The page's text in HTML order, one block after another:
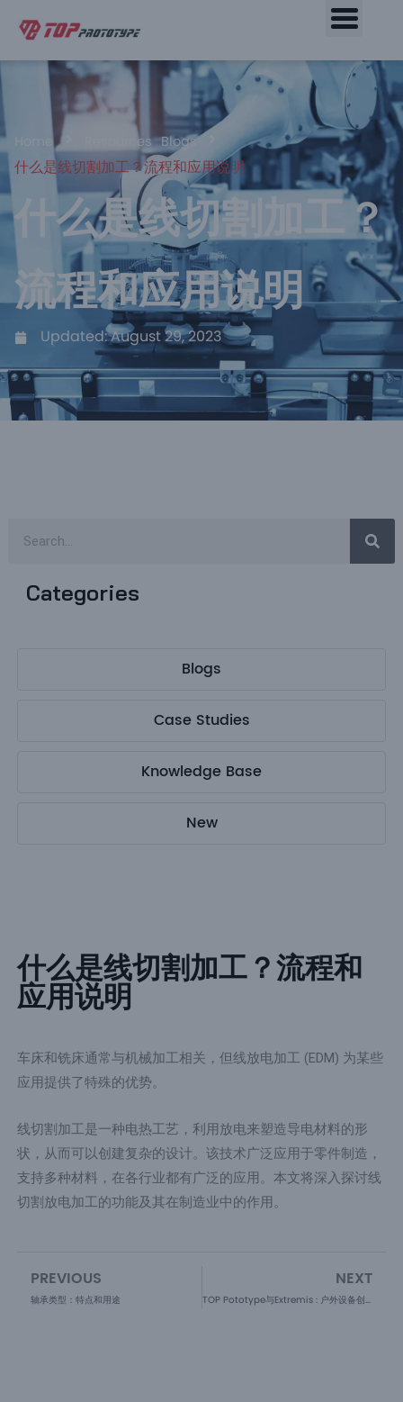
Resources Blogs
什么是线切割加工？流程和应用说明
什么是线切割加工？
流程和应用说明
Updated:August 29, 2023
Categories
Blogs
Case Studies
Knowledge Base
New
什么是线切割加工？流程和
应用说明
车床和铣床通常与机械加工相关，但线放电加工 (EDM) 为某些
应用提供了特殊的优势。
线切割加工是一种电热工艺，利用放电来塑造导电材料的形
状，从而可以创建复杂的设计。该技术广泛应用于零件制造，
支持多种材料，在各行业都有广泛的应用。本文将深入探讨线
切割放电加工的功能及其在制造业中的作用。
PREVIOUS
轴承类型：特点和用途
NEXT
TOP Pototype与Extremis : 户外设备创新合作